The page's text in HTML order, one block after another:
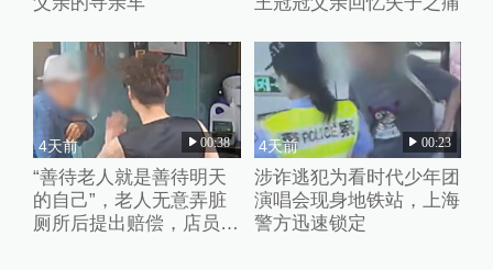
4天前 00:38
“善待老人就是善待明天
的自己”，老人无意弄脏
厕所后提出赔偿，店员婉
4天前 00:23
涉诈逃犯为看时代少年团
演唱会现身地铁站，上海
警方迅速锁定